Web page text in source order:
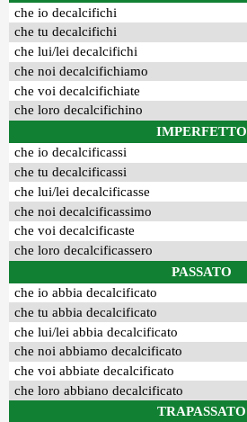
che io decalcifichi
che tu decalcifichi
che lui/lei decalcifichi
che noi decalcifichiamo
che voi decalcifichiate
che loro decalcifichino
IMPERFETTO
che io decalcificassi
che tu decalcificassi
che lui/lei decalcificasse
che noi decalcificassimo
che voi decalcificaste
che loro decalcificassero
PASSATO
che io abbia decalcificato
che tu abbia decalcificato
che lui/lei abbia decalcificato
che noi abbiamo decalcificato
che voi abbiate decalcificato
che loro abbiano decalcificato
TRAPASSATO